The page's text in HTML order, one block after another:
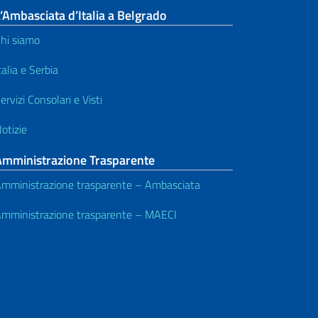
d’Italia a Belgrado
siamo
e Serbia
Consolari e Visti
Trasparente
trasparente – Ambasciata
trasparente – MAECI